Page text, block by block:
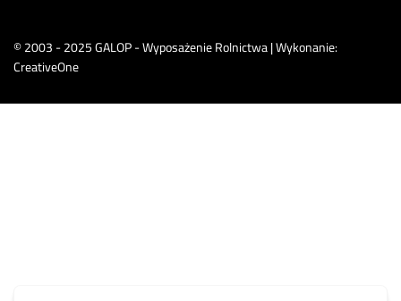
© 2003 - 2025 GALOP - Wyposażenie Rolnictwa | Wykonanie:
CreativeOne